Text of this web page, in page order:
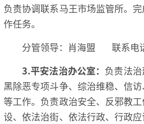
负责协调联系马王市场监管所。
作任务。
分管领导：肖海盟 联系电
3.平安法治办公室： 负责法
黑除恶专项斗争、综治维稳、信
等工作。负责政治安全、反邪教
设、依法治街、依法行政、行政